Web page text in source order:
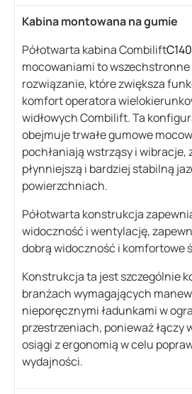
Kabina montowana na gumie
Półotwarta kabina Combilift
mocowaniami to
rozwiązanie, które zwiększa
komfort operatora
widłowych Combilift. Ta
obejmuje trwałe gumowe
pochłaniają wstrząsy i wibracje,
płynniejszą i bardziej stabilną
powierzchniach.
Półotwarta konstrukcja
widoczność i wentylację,
dobrą widoczność i komfortowe
Konstrukcja ta jest szczególnie
branżach wymagających
nieporęcznymi ładunkami w
przestrzeniach, ponieważ łączy
osiągi z ergonomią w celu
wydajności.